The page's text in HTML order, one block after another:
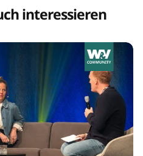
interessieren